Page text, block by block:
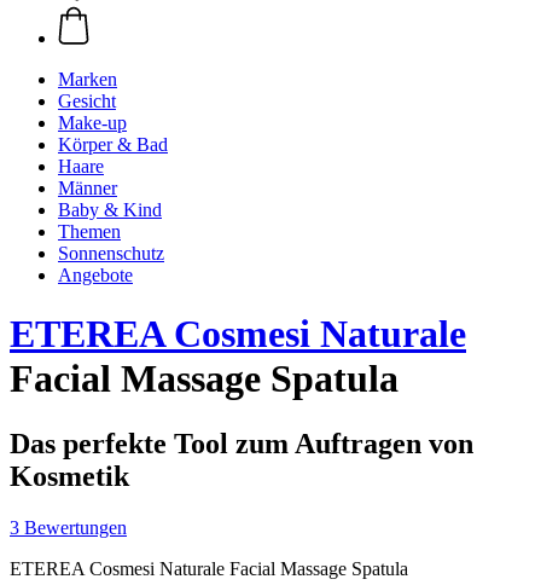
Marken
Gesicht
Make-up
Körper & Bad
Haare
Männer
Baby & Kind
Themen
Sonnenschutz
Angebote
ETEREA Cosmesi Naturale
Facial Massage Spatula
Das perfekte Tool zum Auftragen von
Kosmetik
3 Bewertungen
ETEREA Cosmesi Naturale Facial Massage Spatula